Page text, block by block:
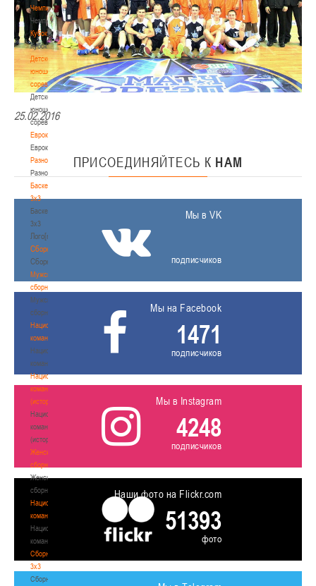
Чемпионат
Чемпионат
Кубок
Кубок
Детско-
юношеские
соревнования
Детско-
юношеские
соревнования
Еврокубки
Еврокубки
Разное
Разное
Баскетбол
3х3
Баскетбол
3х3
Лого[modid=121]
Сборные
Сборные
Мужские
сборные
Мужские
сборные
Национальная
команда
Национальная
команда
Национальная
команда
(история)
Национальная
команда
(история)
Женские
сборные
Женские
сборные
Национальная
команда
Национальная
команда
Сборные
3х3
Сборные
25.02.2016
ПРИСОЕДИНЯЙТЕСЬ К НАМ
Мы в VK
подписчиков
Мы на Facebook
1471
подписчиков
Мы в Instagram
4248
подписчиков
Наши фото на Flickr.com
51393
фото